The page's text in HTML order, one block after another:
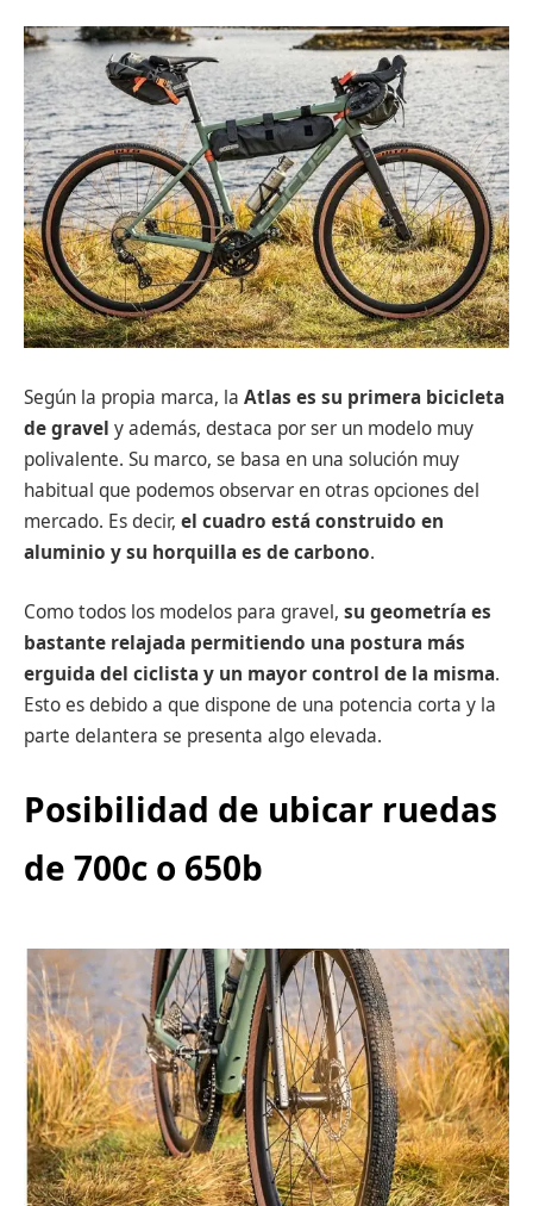
Según la propia marca, la Atlas es su primera bicicleta
de gravel y además, destaca por ser un modelo muy
polivalente. Su marco, se basa en una solución muy
habitual que podemos observar en otras opciones del
mercado. Es decir, el cuadro está construido en
aluminio y su horquilla es de carbono.
Como todos los modelos para gravel, su geometría es
bastante relajada permitiendo una postura más
erguida del ciclista y un mayor control de la misma.
Esto es debido a que dispone de una potencia corta y la
parte delantera se presenta algo elevada.
Posibilidad de ubicar ruedas
de 700c o 650b